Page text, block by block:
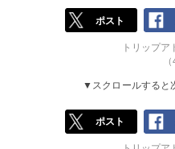
ポスト
トリップア
▼スクロールすると
ポスト